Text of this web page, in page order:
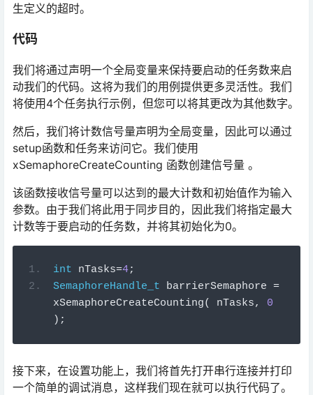
生定义的超时。
代码
我们将通过声明一个全局变量来保持要启动的任务数来启
动我们的代码。这将为我们的用例提供更多灵活性。我们
将使用4个任务执行示例，但您可以将其更改为其他数字。
然后，我们将计数信号量声明为全局变量，因此可以通过
setup函数和任务来访问它。我们使用
xSemaphoreCreateCounting 函数创建信号量 。
该函数接收信号量可以达到的最大计数和初始值作为输入
参数。由于我们将此用于同步目的，因此我们将指定最大
计数等于要启动的任务数，并将其初始化为0。
int nTasks=4;
SemaphoreHandle_t barrierSemaphore =
xSemaphoreCreateCounting( nTasks,
0
);
接下来，在设置功能上，我们将首先打开串行连接并打印
一个简单的调试消息，这样我们现在就可以执行代码了。